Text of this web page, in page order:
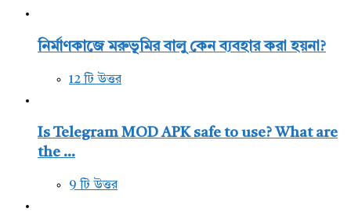
নির্মাণকাজে মরুভূমির বালু কেন ব্যবহার করা হয়না?
12 টি উত্তর
Is Telegram MOD APK safe to use? What are
the ...
9 টি উত্তর